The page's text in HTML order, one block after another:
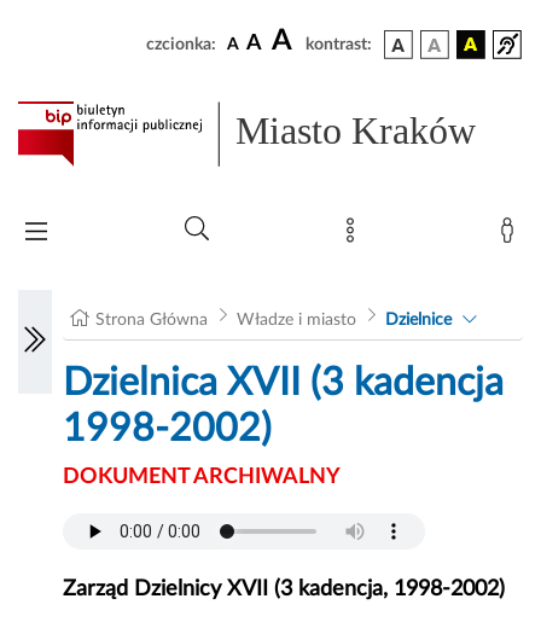
czcionka: A A A kontrast:
Miasto Kraków
Strona Główna Władze i miasto Dzielnice
Dzielnica XVII (3 kadencja
1998-2002)
DOKUMENT ARCHIWALNY
Zarząd Dzielnicy XVII (3 kadencja, 1998-2002)